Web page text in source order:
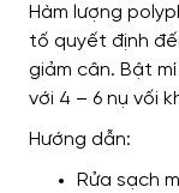
Hàm lượng
tố quyết định
giảm cân. Bật
với 4 – 6 nụ vối
Hướng dẫn:
Rửa sạch